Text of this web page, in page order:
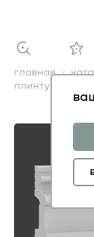
главная
плинтус 6.53.113